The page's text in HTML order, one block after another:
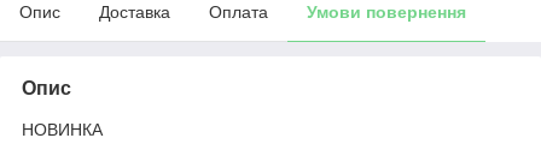
Опис Доставка Оплата Умови повернення
Опис
НОВИНКА